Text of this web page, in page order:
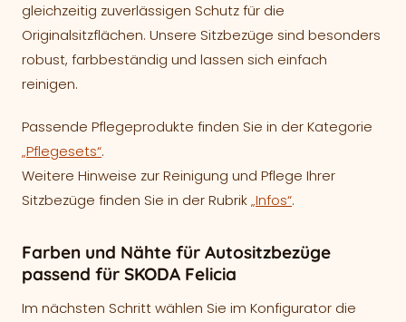
gleichzeitig zuverlässigen Schutz für die
Originalsitzflächen. Unsere Sitzbezüge sind besonders
robust, farbbeständig und lassen sich einfach
reinigen.
Passende Pflegeprodukte finden Sie in der Kategorie
„Pflegesets“.
Weitere Hinweise zur Reinigung und Pflege Ihrer
Sitzbezüge finden Sie in der Rubrik„Infos“.
Farben und Nähte für Autositzbezüge
passend für SKODA Felicia
Im nächsten Schritt wählen Sie im Konfigurator die